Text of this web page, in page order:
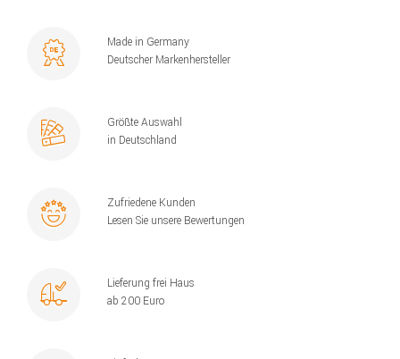
Made in Germany
Deutscher Markenhersteller
Größte Auswahl
in Deutschland
Zufriedene Kunden
Lesen Sie unsere Bewertungen
Lieferung frei Haus
ab 200 Euro